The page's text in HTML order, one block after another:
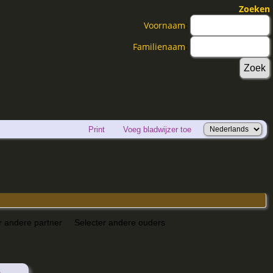
Zoeken
Voornaam:
Familienaam:
Print Voeg bladwijzer toe
andere partner Selecter andere ouders